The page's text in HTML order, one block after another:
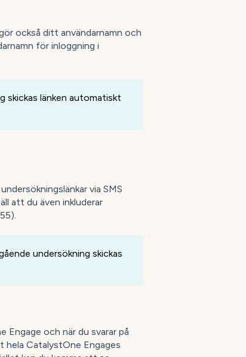
också ditt användarnamn och
för inloggning i
skickas länken automatiskt
via SMS
att du även inkluderar
undersökning skickas
Engage och när du svarar på
hela CatalystOne Engages